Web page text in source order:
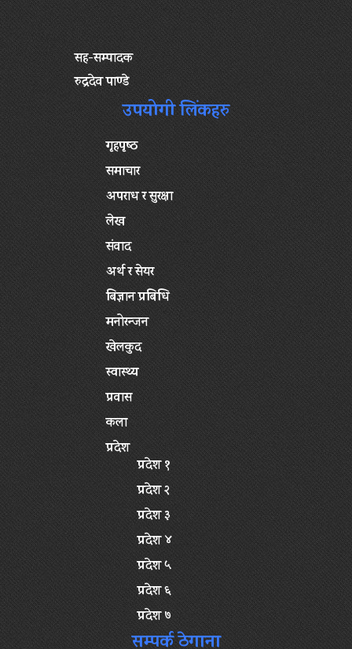
सह-सम्पादक
रुद्रदेव पाण्डे
उपयोगी लिंकहरु
गृहपृष्‍ठ
समाचार
अपराध र सुरक्षा
लेख
संवाद
अर्थ र सेयर
बिज्ञान प्रबिधि
मनोरन्जन
खेलकुद
स्वास्थ्य
प्रवास
कला
प्रदेश
प्रदेश १
प्रदेश २
प्रदेश ३
प्रदेश ४
प्रदेश ५
प्रदेश ६
प्रदेश ७